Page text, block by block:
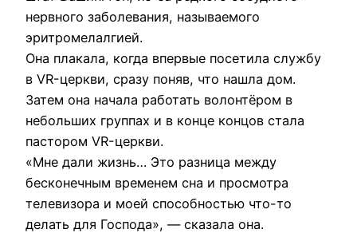
нервного заболевания, называемого
эритромелалгией.
Она плакала, когда впервые посетила службу
в VR-церкви, сразу поняв, что нашла дом.
Затем она начала работать волонтёром в
небольших группах и в конце концов стала
пастором VR-церкви.
«Мне дали жизнь… Это разница между
бесконечным временем сна и просмотра
телевизора и моей способностью что-то
делать для Господа», — сказала она.